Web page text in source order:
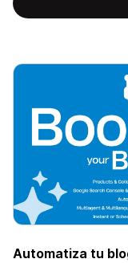
Automatiza tu